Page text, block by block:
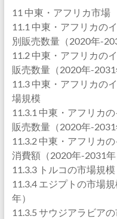
11 中東・アフリカ市場
11.1 中東・アフリカの
別販売数量（2020年-
11.2 中東・アフリカの
販売数量（2020年-2031
11.3 中東・アフリカの
場規模
11.3.1 中東・アフリカ
販売数量（2020年-2031
11.3.2 中東・アフリカ
消費額（2020年-2031年
11.3.3 トルコの市場規
11.3.4 エジプトの市場
年）
11.3.5 サウジアラビア